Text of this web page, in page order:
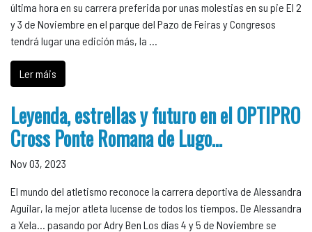
última hora en su carrera preferida por unas molestias en su pie El 2
y 3 de Noviembre en el parque del Pazo de Feiras y Congresos
tendrá lugar una edición más, la …
Ler máis
Leyenda, estrellas y futuro en el OPTIPRO
Cross Ponte Romana de Lugo…
Nov 03, 2023
El mundo del atletismo reconoce la carrera deportiva de Alessandra
Aguilar, la mejor atleta lucense de todos los tiempos. De Alessandra
a Xela… pasando por Adry Ben Los días 4 y 5 de Noviembre se